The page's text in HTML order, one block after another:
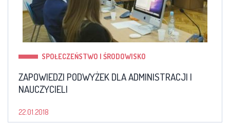
SPOŁECZEŃSTWO I ŚRODOWISKO
ZAPOWIEDZI PODWYŻEK DLA ADMINISTRACJI I
NAUCZYCIELI
22.01.2018